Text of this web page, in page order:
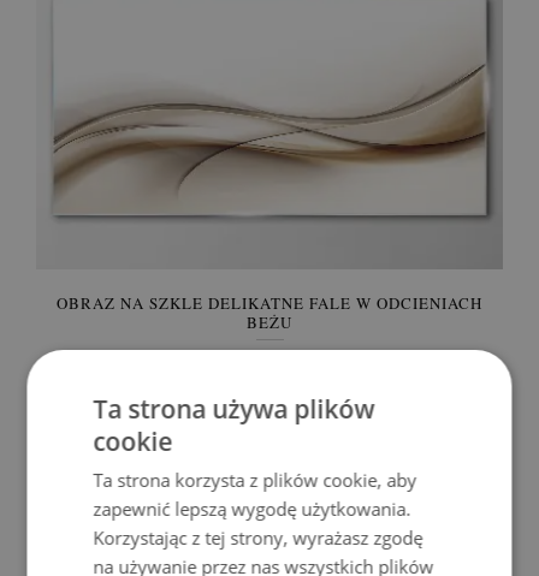
OBRAZ NA SZKLE DELIKATNE FALE W ODCIENIACH
BEŻU
Ta strona używa plików
cookie
Ta strona korzysta z plików cookie, aby
zapewnić lepszą wygodę użytkowania.
Korzystając z tej strony, wyrażasz zgodę
na używanie przez nas wszystkich plików